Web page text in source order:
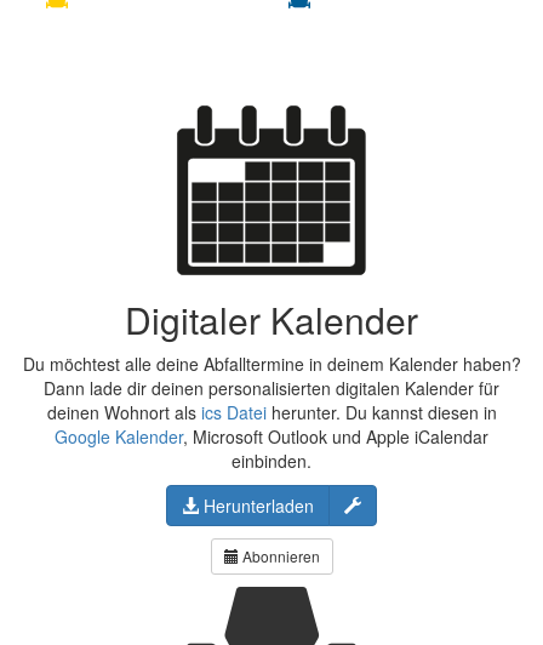
Digitaler Kalender
Du möchtest alle deine Abfalltermine in deinem Kalender haben?
Dann lade dir deinen personalisierten digitalen Kalender für
deinen Wohnort als ics Dateiherunter. Du kannst diesen in
Google Kalender, Microsoft Outlook und Apple iCalendar
einbinden.
Herunterladen
Konfigurieren
Abonnieren